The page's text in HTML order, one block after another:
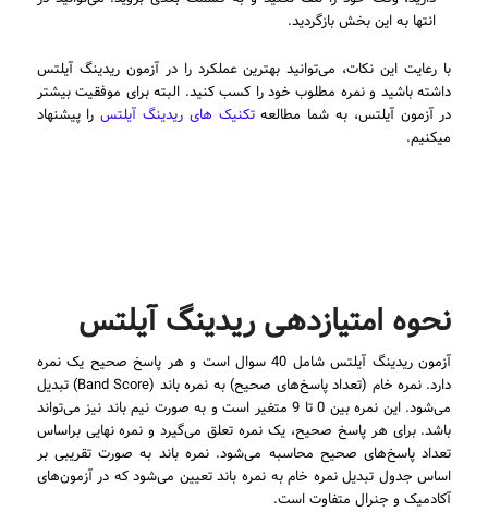
انتها به این بخش بازگردید.
با رعایت این نکات، می‌توانید بهترین عملکرد را در آزمون ریدینگ آیلتس
داشته باشید و نمره مطلوب خود را کسب کنید. البته برای موفقیت بیشتر
در آزمون آیلتس، به شما مطالعهتکنیک های ریدینگ آیلتسرا پیشنهاد
میکنیم.
نحوه امتیازدهی ریدینگ آیلتس
آزمون ریدینگ آیلتس شامل 40 سوال است و هر پاسخ صحیح یک نمره
دارد. نمره خام (تعداد پاسخ‌های صحیح) به نمره باند (Band Score) تبدیل
می‌شود. این نمره بین 0 تا 9 متغیر است و به صورت نیم باند نیز می‌تواند
باشد. برای هر پاسخ صحیح، یک نمره تعلق می‌گیرد و نمره نهایی براساس
تعداد پاسخ‌های صحیح محاسبه می‌شود. نمره باند به صورت تقریبی بر
اساس جدول تبدیل نمره خام به نمره باند تعیین می‌شود که در آزمون‌های
آکادمیک و جنرال متفاوت است.